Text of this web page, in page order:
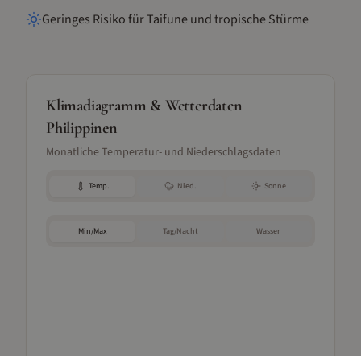
Geringes Risiko für Taifune und tropische Stürme
Klimadiagramm & Wetterdaten
Philippinen
Monatliche Temperatur- und Niederschlagsdaten
Temp. Nied. Sonne
Min/Max Tag/Nacht Wasser